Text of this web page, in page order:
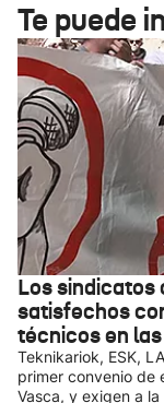
Te puede
Los sindicatos
satisfechos
técnicos en
Teknikariok, ESK,
primer convenio de
Vasca, y exigen a